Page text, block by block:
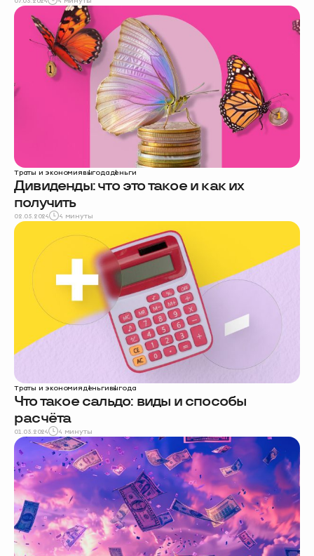
Траты и экономиявыгодаденьги
Дивиденды: что это такое и как их
получить
02.05.2024 4 минуты
Траты и экономияденьгивыгода
Что такое сальдо: виды и способы
расчёта
01.05.2024 4 минуты